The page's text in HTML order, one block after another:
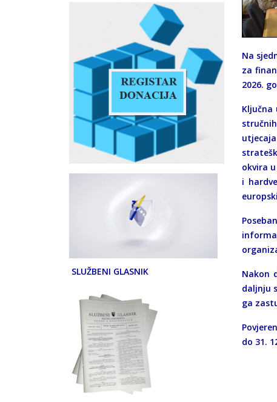
SLUŽBENI GLASNIK
Na
za
2026.
Ključna
okvira
i
Nakon
daljnju
ga
do 31.